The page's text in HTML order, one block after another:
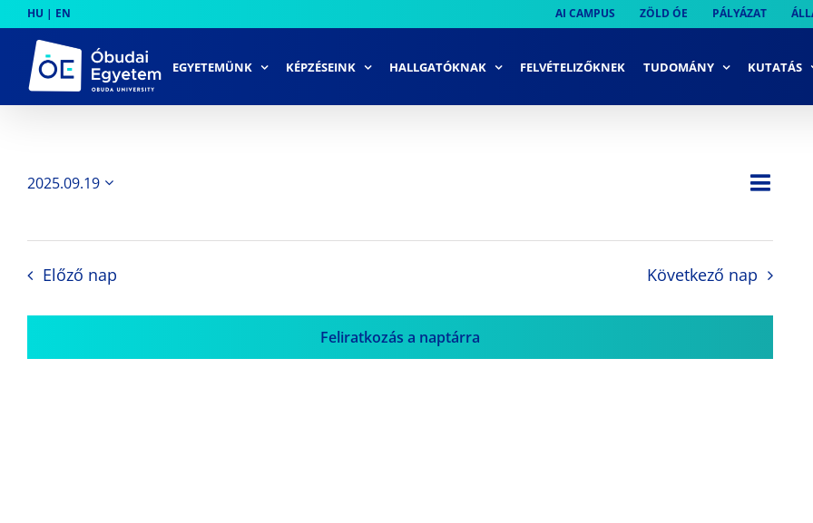
to
content
HU | EN AI CAMPUS ZÖLD ÓE PÁLYÁZAT
EGYETEMÜNK KÉPZÉSEINK HALLGATÓKNAK FELVÉTELIZŐKNEK TUDOMÁNY KUTATÁS
Nap
2025.09.19
Előző nap Következő nap
Feliratkozás a naptárra